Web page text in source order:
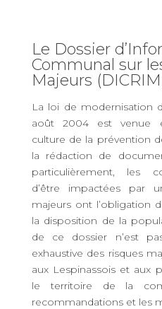
Le Dossier
Communal sur
Majeurs
La loi de modernisation
août 2004 est venue
culture de la prévention
la rédaction de
particulièrement, les
d’être impactées par
majeurs ont l’obligation
la disposition de la
de ce dossier n’est
exhaustive des risques
aux Lespinassois et aux
le territoire de la
recommandations et les